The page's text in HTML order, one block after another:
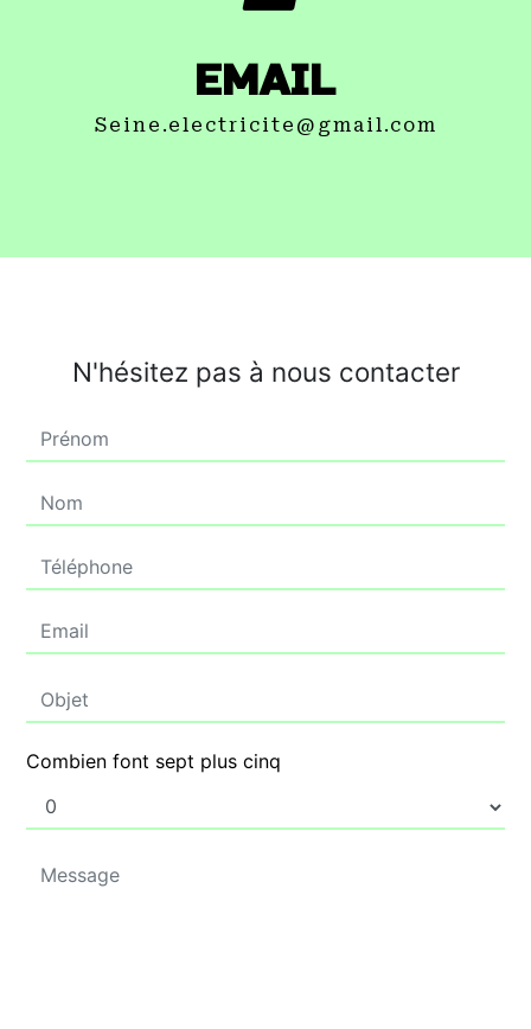
EMAIL
seine.electricite@gmail.com
N'hésitez pas à nous contacter
Combien font sept plus cinq